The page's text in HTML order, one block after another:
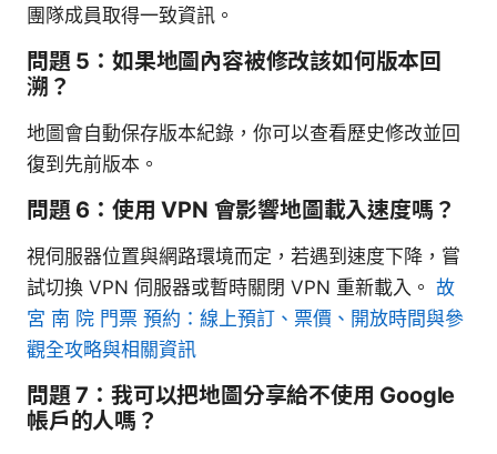
團隊成員取得一致資訊。
問題 5：如果地圖內容被修改該如何版本回
溯？
地圖會自動保存版本紀錄，你可以查看歷史修改並回
復到先前版本。
問題 6：使用 VPN 會影響地圖載入速度嗎？
視伺服器位置與網路環境而定，若遇到速度下降，嘗
試切換 VPN 伺服器或暫時關閉 VPN 重新載入。 故
宮 南 院 門票 預約：線上預訂、票價、開放時間與參
觀全攻略與相關資訊
問題 7：我可以把地圖分享給不使用 Google
帳戶的人嗎？